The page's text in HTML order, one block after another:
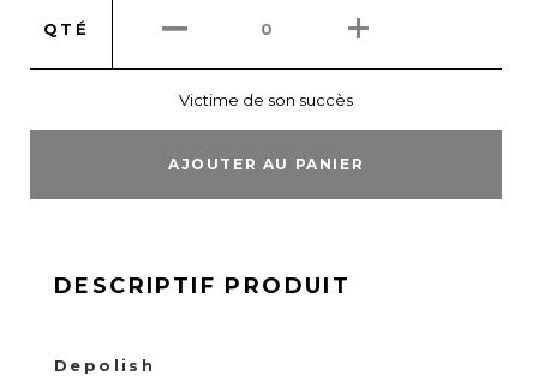
QTÉ 0
Victime de son succès
AJOUTER AU PANIER
DESCRIPTIF PRODUIT
Depolish